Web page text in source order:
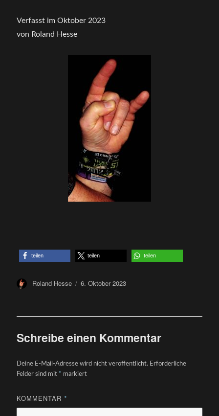
Verfasst im Oktober 2023
von Roland Hesse
teilen teilen teilen
Author
Roland Hesse
Posted
6. Oktober 2023
Schreibe einen Kommentar
Deine E-Mail-Adresse wird nicht veröffentlicht. Erforderliche
Felder sind mit * markiert
KOMMENTAR *